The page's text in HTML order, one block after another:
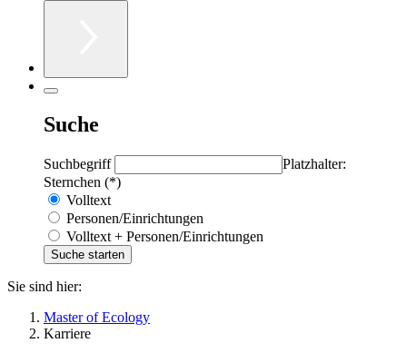
Suche
Suchbegriff
Platzhalter:
Sternchen (*)
Volltext
Personen/Einrichtungen
Volltext + Personen/Einrichtungen
Sie sind hier:
Master of Ecology
Karriere